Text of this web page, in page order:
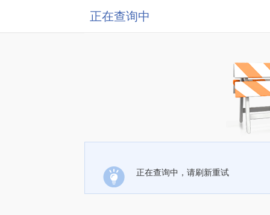
正在查询中
正在查询中，请刷新重试